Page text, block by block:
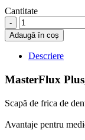
Cantitate
MasterFlux
Plus,
Tecno-
Gaz,
sistem
sedare
quantity
Adaugă în coș
Descriere
MasterFlux
Scapă de frica de
Avantaje pentru